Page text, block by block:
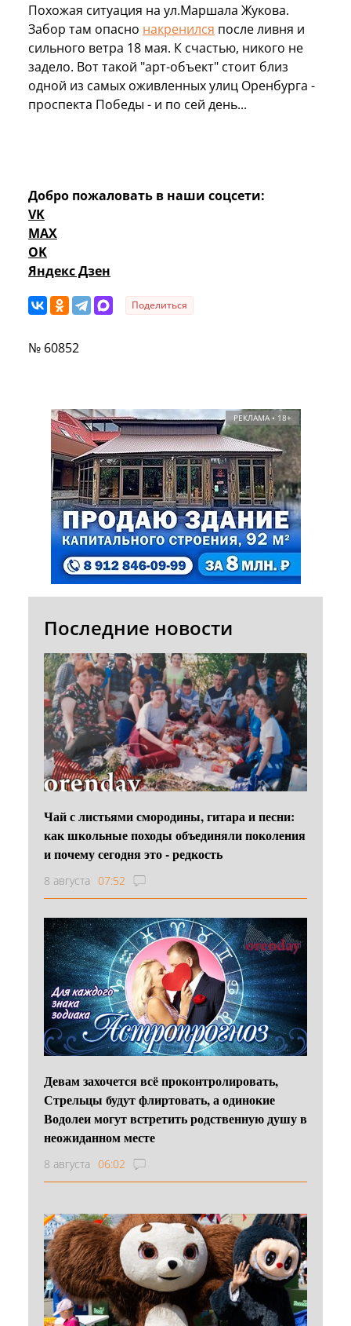
Похожая ситуация на ул.Маршала Жукова.
Забор там опасно накренился после ливня и
сильного ветра 18 мая. К счастью, никого не
задело. Вот такой "арт-объект" стоит близ
одной из самых оживленных улиц Оренбурга -
проспекта Победы - и по сей день...
Добро пожаловать в наши соцсети:
VK
MAX
OK
Яндекс Дзен
Поделиться
№ 60852
РЕКЛАМА • 18+
Последние новости
Чай с листьями смородины, гитара и песни:
как школьные походы объединяли поколения
и почему сегодня это - редкость
8 августа 07:52
Девам захочется всё проконтролировать,
Стрельцы будут флиртовать, а одинокие
Водолеи могут встретить родственную душу в
неожиданном месте
8 августа 06:02